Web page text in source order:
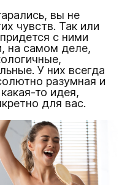
вы не
чувств. Так или
с ними
на самом деле,
У них всегда
разумная и
то идея,
для вас.